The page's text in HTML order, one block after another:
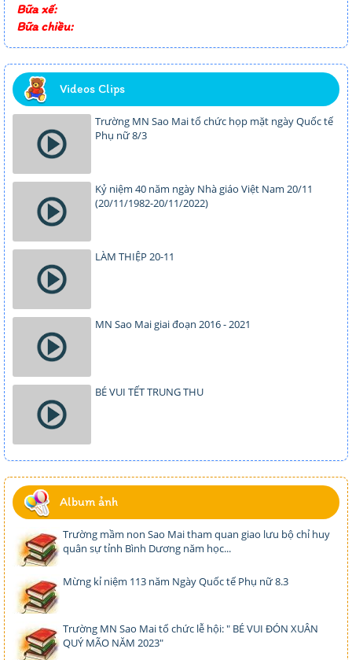
Bữa xế:
Bữa chiều:
Videos Clips
Trường MN Sao Mai tổ chức họp mặt ngày Quốc tế
Phụ nữ 8/3
Kỷ niệm 40 năm ngày Nhà giáo Việt Nam 20/11
(20/11/1982-20/11/2022)
LÀM THIỆP 20-11
MN Sao Mai giai đoạn 2016 - 2021
BÉ VUI TẾT TRUNG THU
Album ảnh
Trường mầm non Sao Mai tham quan giao lưu bộ chỉ huy
quân sự tỉnh Bình Dương năm học...
Mừng kỉ niệm 113 năm Ngày Quốc tế Phụ nữ 8.3
Trường MN Sao Mai tổ chức lễ hội: " BÉ VUI ĐÓN XUÂN
QUÝ MÃO NĂM 2023"